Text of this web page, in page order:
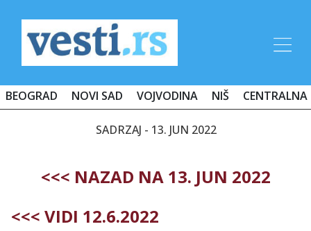
BEOGRAD NOVI SAD VOJVODINA NIŠ CENTRALNA
SADRZAJ - 13. JUN 2022
<<< NAZAD NA 13. JUN 2022
<<< VIDI 12.6.2022